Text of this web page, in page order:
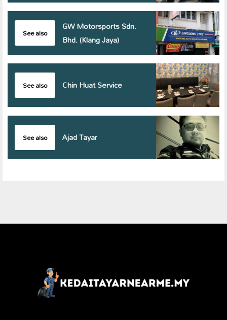
See also
GW Motorsports Sdn.
Bhd. (Klang Jaya)
See also Chin Huat Service
See also Ajad Tayar